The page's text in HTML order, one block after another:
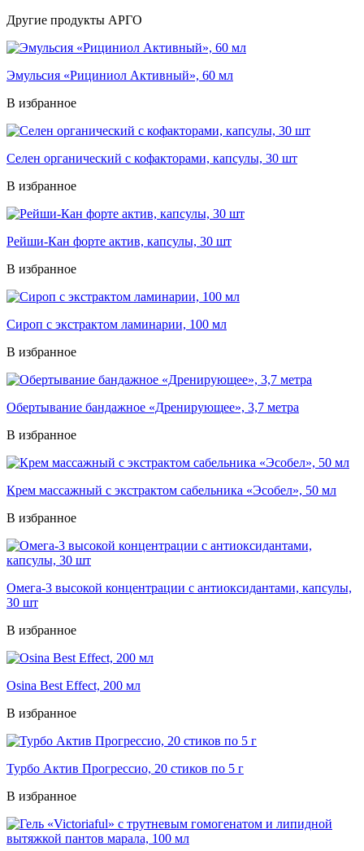
Другие продукты АРГО
Эмульсия «Рициниол Активный», 60 мл
В избранное
Селен органический с кофакторами, капсулы, 30 шт
В избранное
Рейши-Кан форте актив, капсулы, 30 шт
В избранное
Сироп с экстрактом ламинарии, 100 мл
В избранное
Обертывание бандажное «Дренирующее», 3,7 метра
В избранное
Крем массажный с экстрактом сабельника «Эсобел», 50 мл
В избранное
Омега-3 высокой концентрации с антиоксидантами, капсулы,
30 шт
В избранное
Osina Best Effect, 200 мл
В избранное
Турбо Актив Прогрессио, 20 стиков по 5 г
В избранное